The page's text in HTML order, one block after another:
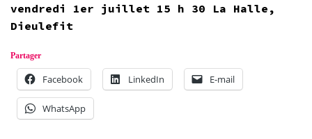
vendredi 1er juillet 15 h 30 La Halle,
Dieulefit
Partager
Facebook LinkedIn E-mail
WhatsApp